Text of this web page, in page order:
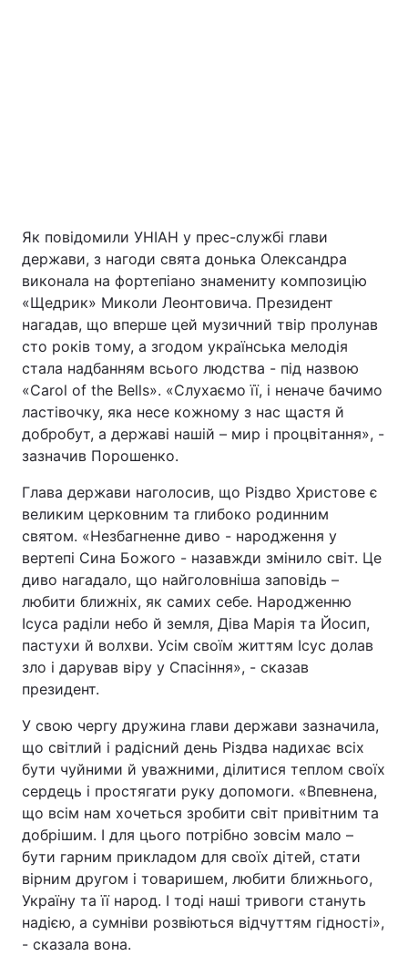
Як повідомили УНІАН у прес-службі глави
держави, з нагоди свята донька Олександра
виконала на фортепіано знамениту композицію
«Щедрик» Миколи Леонтовича. Президент
нагадав, що вперше цей музичний твір пролунав
сто років тому, а згодом українська мелодія
стала надбанням всього людства - під назвою
«Carol of the Bells». «Слухаємо її, і неначе бачимо
ластівочку, яка несе кожному з нас щастя й
добробут, а державі нашій – мир і процвітання», -
зазначив Порошенко.
Глава держави наголосив, що Різдво Христове є
великим церковним та глибоко родинним
святом. «Незбагненне диво - народження у
вертепі Сина Божого - назавжди змінило світ. Це
диво нагадало, що найголовніша заповідь –
любити ближніх, як самих себе. Народженню
Ісуса раділи небо й земля, Діва Марія та Йосип,
пастухи й волхви. Усім своїм життям Ісус долав
зло і дарував віру у Спасіння», - сказав
президент.
У свою чергу дружина глави держави зазначила,
що світлий і радісний день Різдва надихає всіх
бути чуйними й уважними, ділитися теплом своїх
сердець і простягати руку допомоги. «Впевнена,
що всім нам хочеться зробити світ привітним та
добрішим. І для цього потрібно зовсім мало –
бути гарним прикладом для своїх дітей, стати
вірним другом і товаришем, любити ближнього,
Україну та її народ. І тоді наші тривоги стануть
надією, а сумніви розвіються відчуттям гідності»,
- сказала вона.